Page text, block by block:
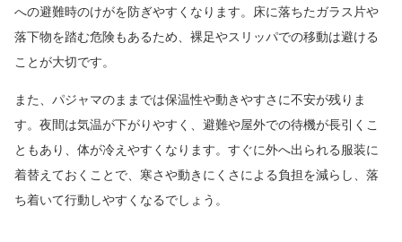
への避難時のけがを防ぎやすくなります。床に落ちたガラス片や
落下物を踏む危険もあるため、裸足やスリッパでの移動は避ける
ことが大切です。
また、パジャマのままでは保温性や動きやすさに不安が残りま
す。夜間は気温が下がりやすく、避難や屋外での待機が長引くこ
ともあり、体が冷えやすくなります。すぐに外へ出られる服装に
着替えておくことで、寒さや動きにくさによる負担を減らし、落
ち着いて行動しやすくなるでしょう。